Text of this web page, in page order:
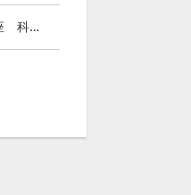
受験対策ＷＥＢ講座 科目別の重要ポイントがわかる！社会福祉士合格講座２０２７（全セット）